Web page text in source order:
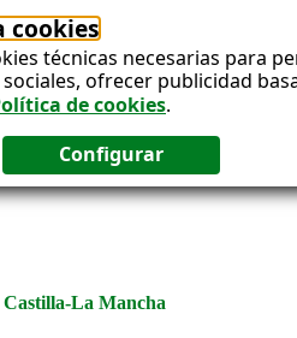
cookies
técnicas necesarias para
ofrecer publicidad
de cookies.
Castilla-La Mancha